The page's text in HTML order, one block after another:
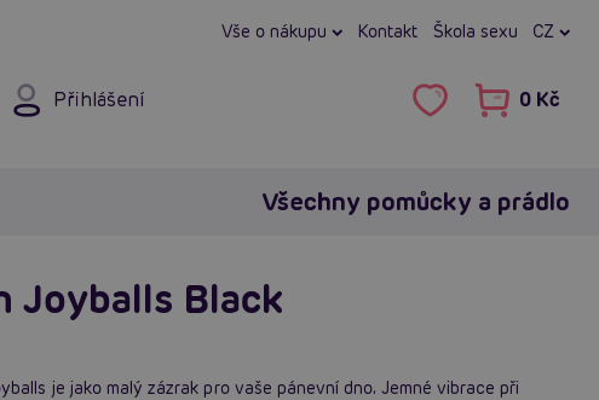
Vše o nákupu Kontakt Škola sexu CZ
Přihlášení 0 Kč
Všechny pomůcky a prádlo
Joyballs Black
je jako malý zázrak pro vaše pánevní dno. Jemné vibrace při